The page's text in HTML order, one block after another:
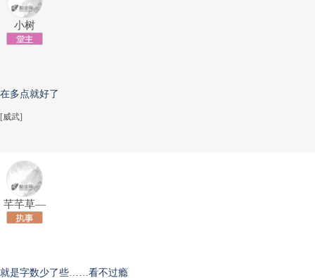
小树
在多点就好了
[威武]
芊芊草—
就是字数少了些……看不过瘾